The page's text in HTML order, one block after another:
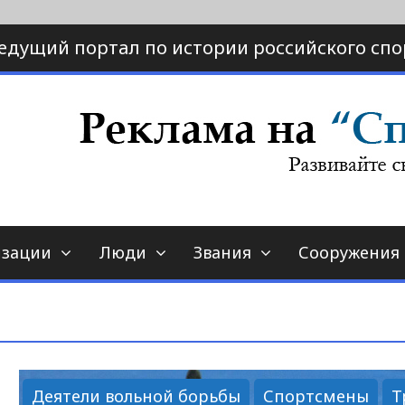
портал по истории российского
страна.ру
по истории спорта
Люди Звания Сооружения
Деятели вольной борьбы Спортсмены